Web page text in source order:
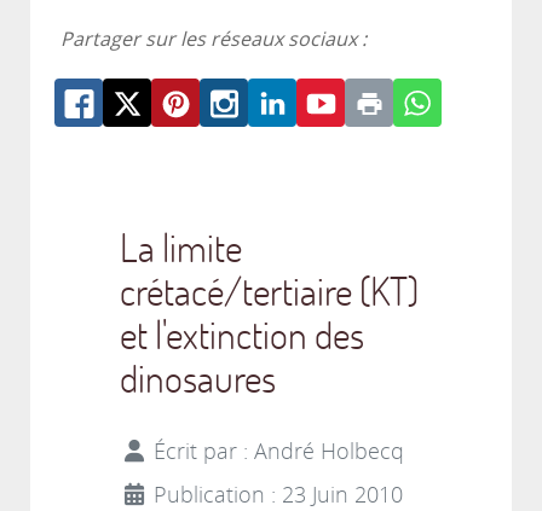
Partager sur les réseaux sociaux :
La limite
crétacé/tertiaire (KT)
et l'extinction des
dinosaures
Écrit par : André Holbecq
Publication : 23 Juin 2010